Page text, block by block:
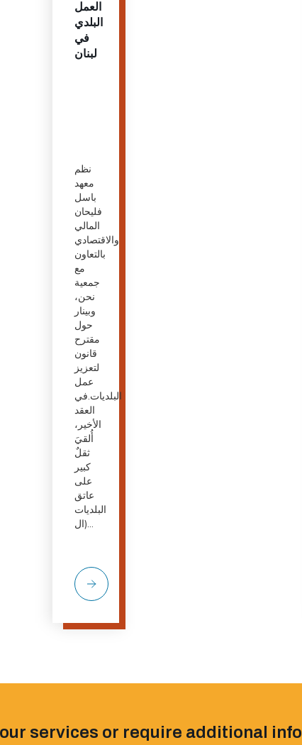
العمل
البلدي
في
لبنان
نظم
معهد
باسل
فليحان
المالي
والاقتصادي
بالتعاون
مع
جمعية
نحن،
وبينار
حول
مقترح
قانون
لتعزيز
عمل
البلديات.في
العقد
الأخير،
أُلقيَ
ثقلٌ
كبير
على
عاتق
البلديات
(ال...
services or require additional info